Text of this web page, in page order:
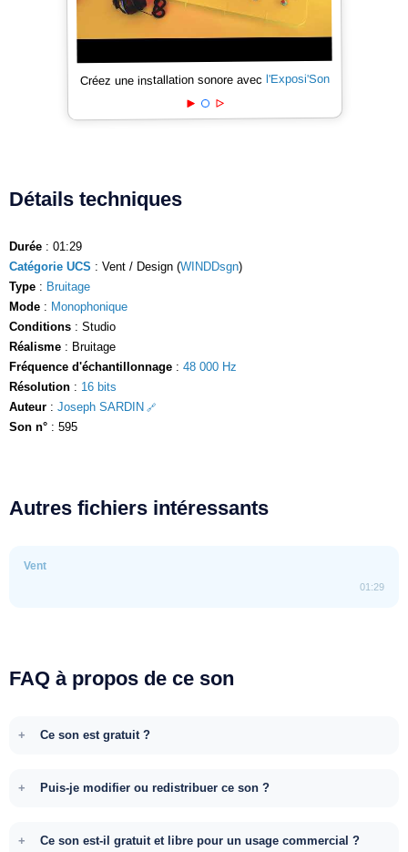
Créez une installation sonore avec l'Exposi'Son
Détails techniques
Durée : 01:29
Catégorie UCS : Vent / Design (WINDDsgn)
Type : Bruitage
Mode : Monophonique
Conditions : Studio
Réalisme : Bruitage
Fréquence d'échantillonnage : 48 000 Hz
Résolution : 16 bits
Auteur : Joseph SARDIN
Son n° : 595
Autres fichiers intéressants
Vent
01:29
FAQ à propos de ce son
Ce son est gratuit ?
Puis-je modifier ou redistribuer ce son ?
Ce son est-il gratuit et libre pour un usage commercial ?